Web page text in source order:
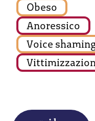
Obeso
Anoressico
Voice